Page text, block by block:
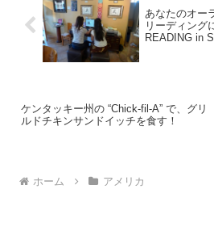
あなたのオー
リーディング
READING in
ケンタッキー州の “Chick-fil-A” で、グリ
ルドチキンサンドイッチを食す！
ホーム アメリカ